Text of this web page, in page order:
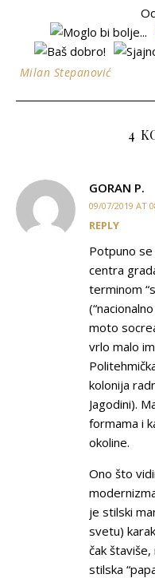
Milan Stepanović
4
GORAN P.
09/07/2019 AT
REPLY
Potpuno se
centra
terminom
moto
vrlo malo
kolonija
Jagodini).
formama i
okoline.
Ono što
je stilski
svetu)
čak
stilska